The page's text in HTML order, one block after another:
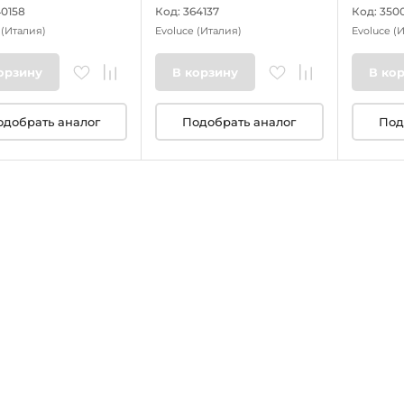
(Италия)
аналог
Код: 364137
Evoluce (Италия)
В корзину
Подобрать аналог
Код:
Evoluce
В